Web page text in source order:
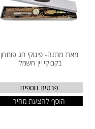
מארז מתנה- פינוקי חג פותחן
בקבוקי יין חשמלי
פרטים נוספים
הוסף להצעת מחיר